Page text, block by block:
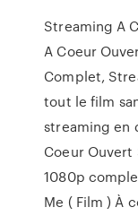
Streaming A
A Coeur
Complet,
tout le film
streaming en
Coeur
1080p
Me ( Film ) À